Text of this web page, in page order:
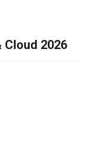
Cloud 2026